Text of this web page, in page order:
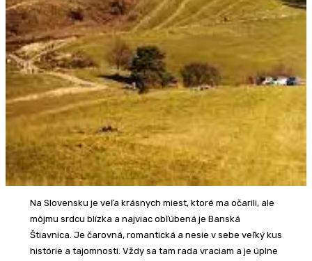
Na Slovensku je veľa krásnych miest, ktoré ma očarili, ale
môjmu srdcu blízka a najviac obľúbená je Banská
Štiavnica. Je čarovná, romantická a nesie v sebe veľký kus
histórie a tajomnosti. Vždy sa tam rada vraciam a je úplne